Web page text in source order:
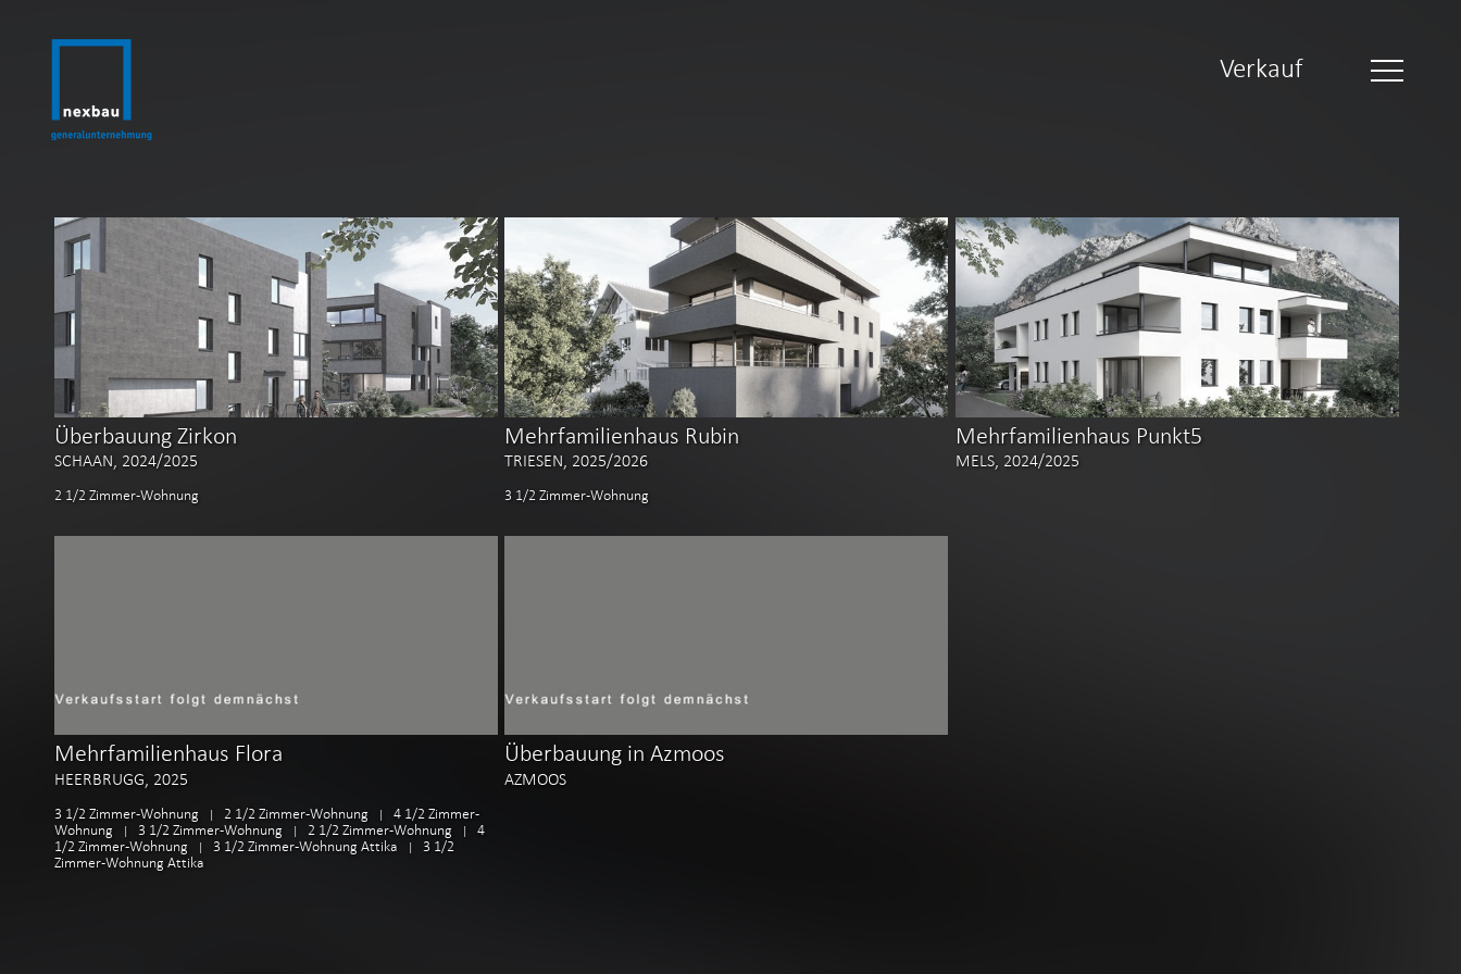
Verkauf
Überbauung Zirkon
SCHAAN, 2024/2025
2 1/2 Zimmer-Wohnung
Mehrfamilienhaus Rubin
TRIESEN, 2025/2026
3 1/2 Zimmer-Wohnung
Mehrfamilienhaus Punkt5
MELS, 2024/2025
Mehrfamilienhaus Flora
HEERBRUGG, 2025
3 1/2 Zimmer-Wohnung | 2 1/2 Zimmer-Wohnung | 4 1/2 Zimmer-
Wohnung | 3 1/2 Zimmer-Wohnung | 2 1/2 Zimmer-Wohnung | 4
1/2 Zimmer-Wohnung | 3 1/2 Zimmer-Wohnung Attika | 3 1/2
Zimmer-Wohnung Attika
Überbauung in Azmoos
AZMOOS